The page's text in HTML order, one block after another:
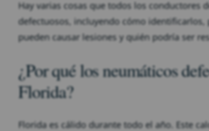
Hay varias cosas que todos los conductores
defectuosos, incluyendo cómo
pueden causar lesiones y quién podría ser
¿Por qué los neumáticos
Florida?
Florida es cálido durante todo el año. Este